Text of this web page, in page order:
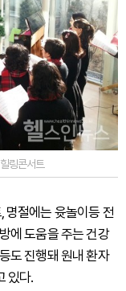
링콘서트
명절에는 윳놀이등 전
에 도움을 주는 건강
도 진행돼 원내 환자
있다.